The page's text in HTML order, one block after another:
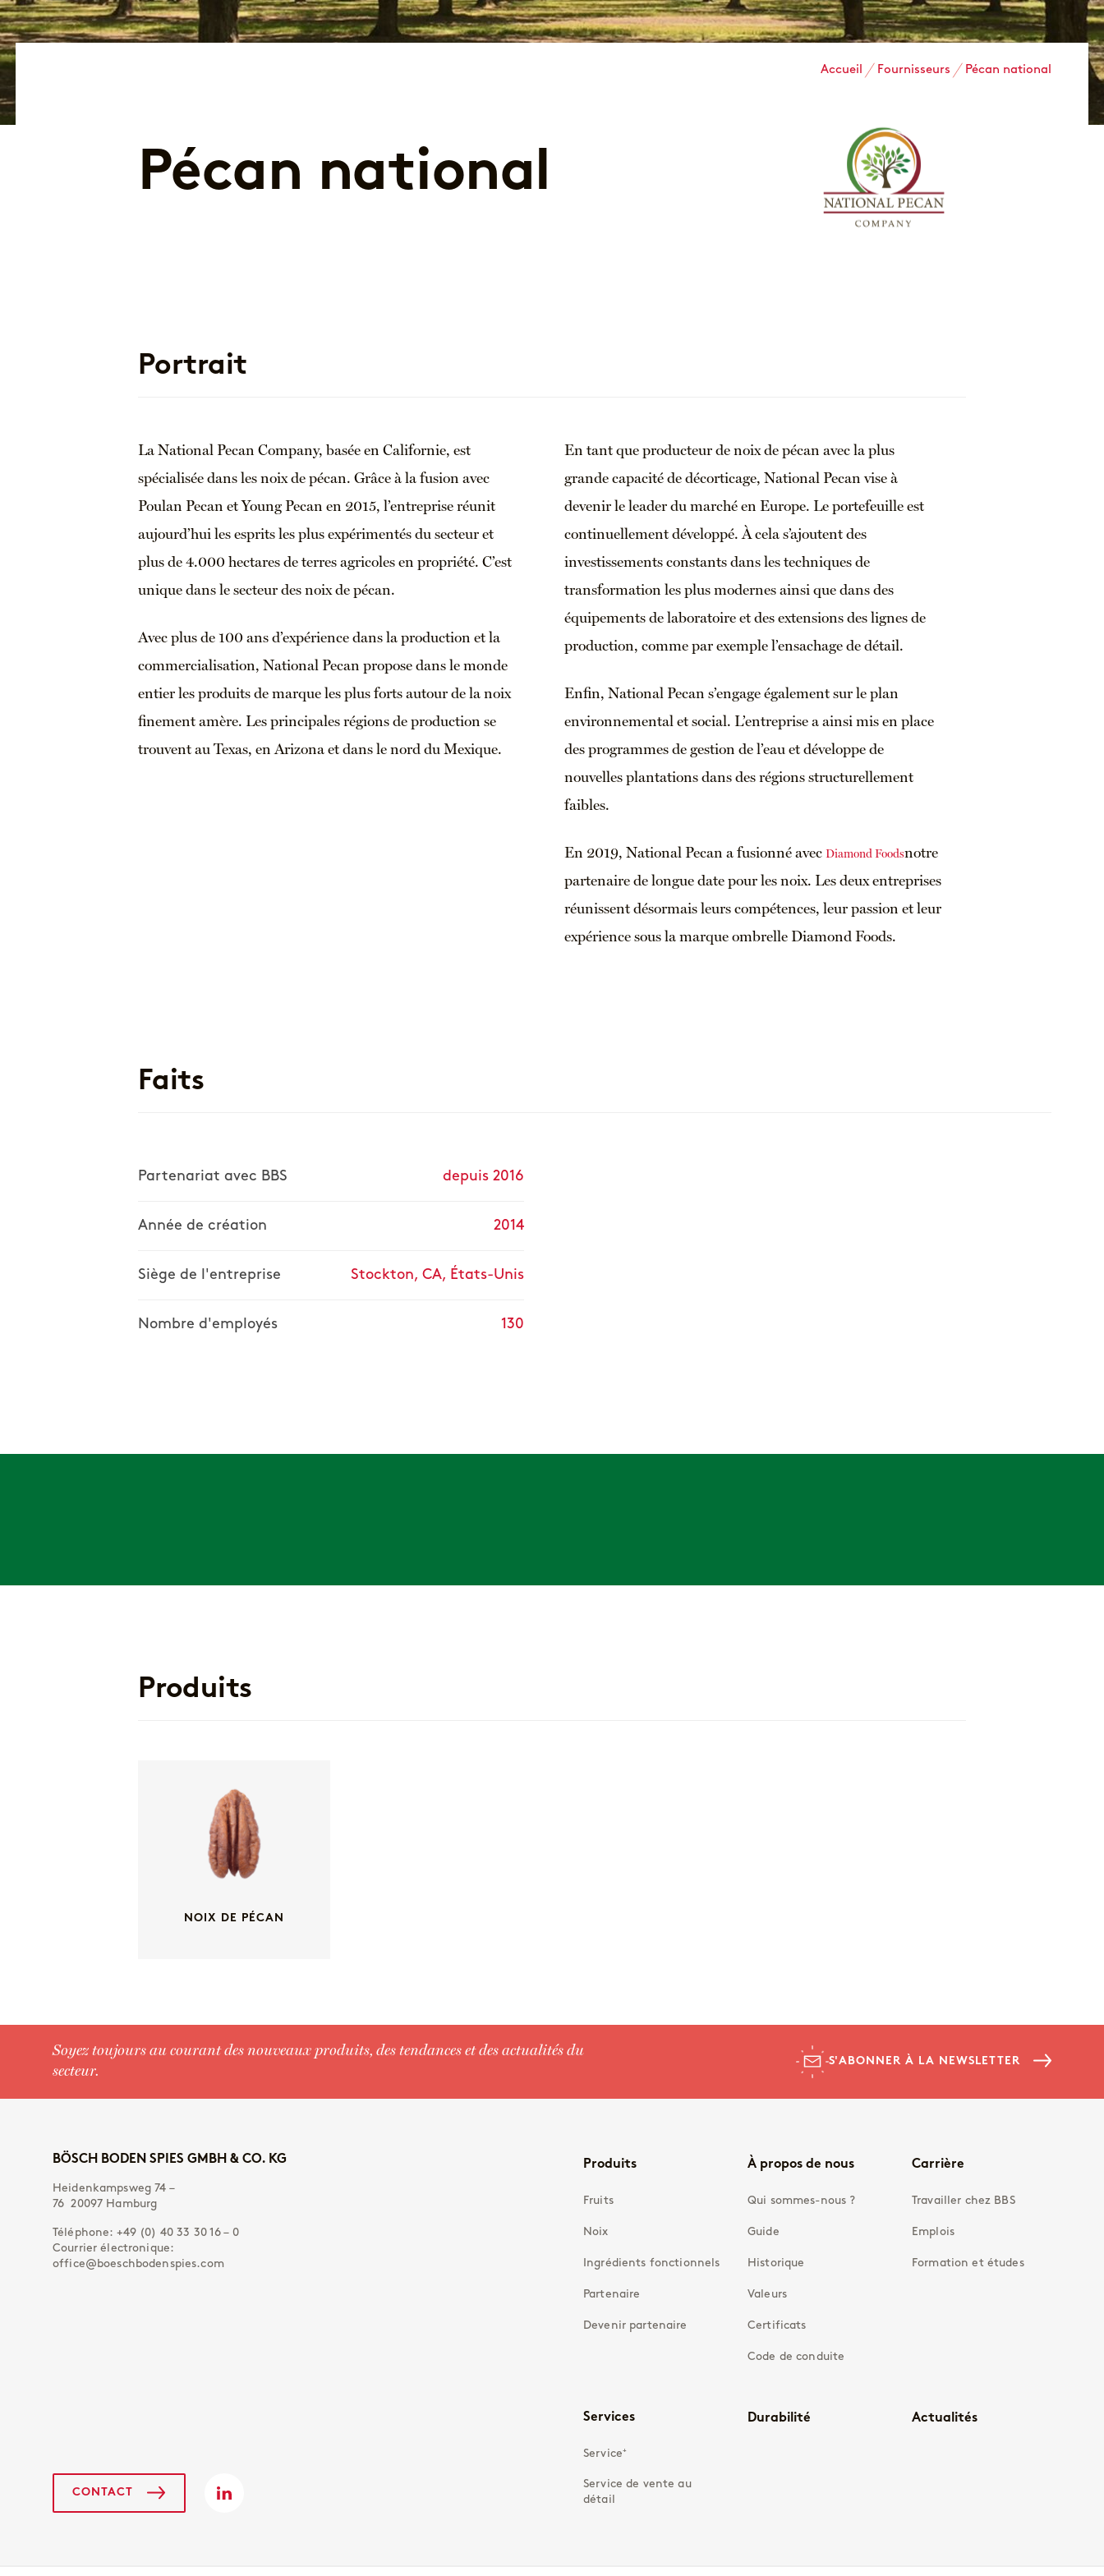
Accueil Fournisseurs Pécan national
Pécan national
Portrait
La National Pecan Company, basée en Californie, est
spécialisée dans les noix de pécan. Grâce à la fusion avec
Poulan Pecan et Young Pecan en 2015, l’entreprise réunit
aujourd’hui les esprits les plus expérimentés du secteur et
plus de 4.000 hectares de terres agricoles en propriété. C’est
unique dans le secteur des noix de pécan.
Avec plus de 100 ans d’expérience dans la production et la
commercialisation, National Pecan propose dans le monde
entier les produits de marque les plus forts autour de la noix
finement amère. Les principales régions de production se
trouvent au Texas, en Arizona et dans le nord du Mexique.
En tant que producteur de noix de pécan avec la plus
grande capacité de décorticage, National Pecan vise à
devenir le leader du marché en Europe. Le portefeuille est
continuellement développé. À cela s’ajoutent des
investissements constants dans les techniques de
transformation les plus modernes ainsi que dans des
équipements de laboratoire et des extensions des lignes de
production, comme par exemple l’ensachage de détail.
Enfin, National Pecan s’engage également sur le plan
environnemental et social. L’entreprise a ainsi mis en place
des programmes de gestion de l’eau et développe de
nouvelles plantations dans des régions structurellement
faibles.
En 2019, National Pecan a fusionné avec Diamond Foodsnotre
partenaire de longue date pour les noix. Les deux entreprises
réunissent désormais leurs compétences, leur passion et leur
expérience sous la marque ombrelle Diamond Foods.
Faits
Partenariat avec BBS depuis 2016
Année de création 2014
Siège de l'entreprise Stockton, CA, États-Unis
Nombre d'employés 130
Produits
NOIX DE PÉCAN
Soyez toujours au courant des nouveaux produits, des tendances et des actualités du
secteur.
S'ABONNER À LA NEWSLETTER
Produits
Fruits
Noix
Ingrédients fonctionnels
Partenaire
Devenir partenaire
À propos de nous
Qui sommes-nous ?
Guide
Historique
Valeurs
Certificats
Code de conduite
Carrière
Travailler chez BBS
Emplois
Formation et études
Services
Service⁺
Service de vente au
détail
Durabilité Actualités
BÖSCH BODEN SPIES GMBH & CO. KG
Heidenkampsweg 74 –
76 20097 Hamburg
Téléphone: +49 (0) 40 33 30 16 – 0
Courrier électronique:
office@boeschbodenspies.com
CONTACT